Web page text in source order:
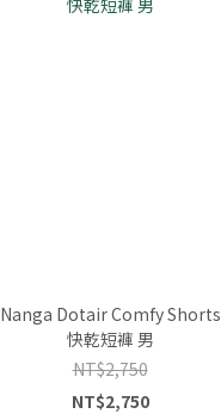
Nanga Dotair Comfy Shorts
快乾短褲 男
NT$2,750
NT$2,750